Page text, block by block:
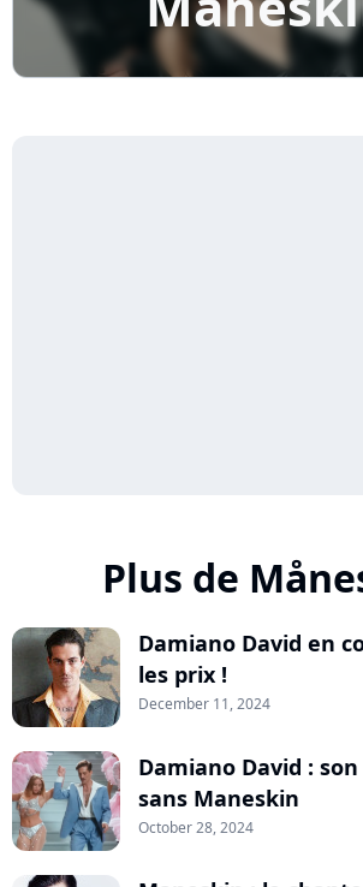
Plus de
Damiano David en
les prix !
December 11, 2024
Damiano David :
sans Maneskin
October 28, 2024